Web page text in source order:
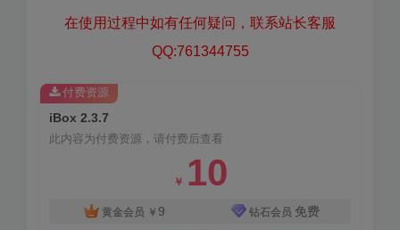
在使用过程中如有任何疑问，联系站长客服
QQ:761344755
iBox 2.3.7
此内容为付费资源，请付费后查看
￥ 10
黄金会员 ￥ 9 钻石会员 免费
付费资源